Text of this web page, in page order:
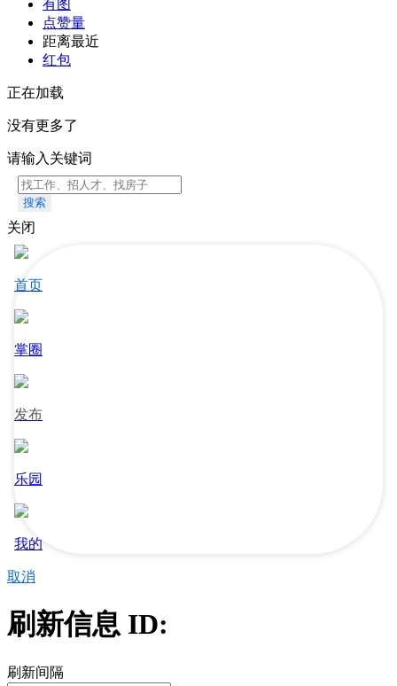
有图
点赞量
距离最近
红包
正在加载
没有更多了
请输入关键词
搜索
关闭
首页
掌圈
发布
乐园
我的
取消
刷新信息 ID:
刷新间隔